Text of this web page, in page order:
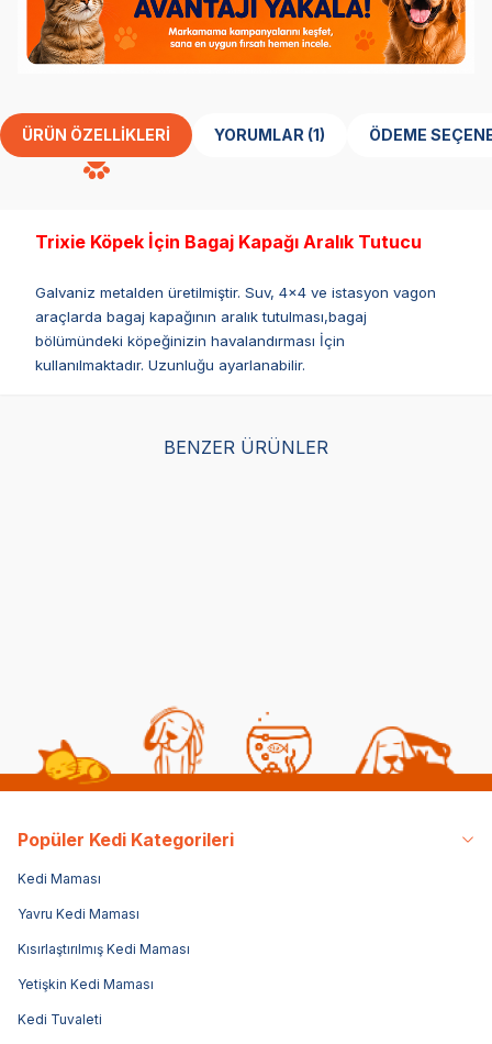
ÜRÜN ÖZELLIKLERI YORUMLAR (1) ÖDEME
Trixie Köpek İçin Bagaj Kapağı Aralık Tutucu
Galvaniz metalden üretilmiştir. Suv, 4x4 ve istasyon vagon
araçlarda bagaj kapağının aralık tutulması,bagaj
bölümündeki köpeğinizin havalandırması İçin
kullanılmaktadır. Uzunluğu ayarlanabilir.
BENZER ÜRÜNLER
Popüler Kedi Kategorileri
Kedi Maması
Yavru Kedi Maması
Kısırlaştırılmış Kedi Maması
Yetişkin Kedi Maması
Kedi Tuvaleti